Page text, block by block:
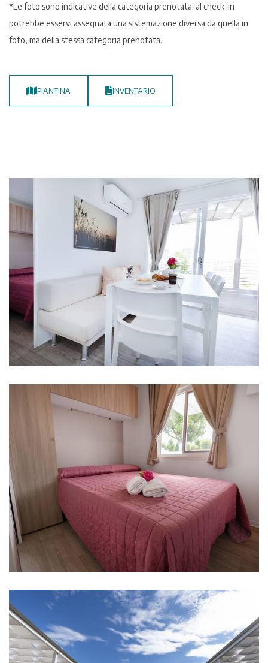
*Le foto sono indicative della categoria prenotata: al check-in
potrebbe esservi assegnata una sistemazione diversa da quella in
foto, ma della stessa categoria prenotata.
PIANTINA INVENTARIO